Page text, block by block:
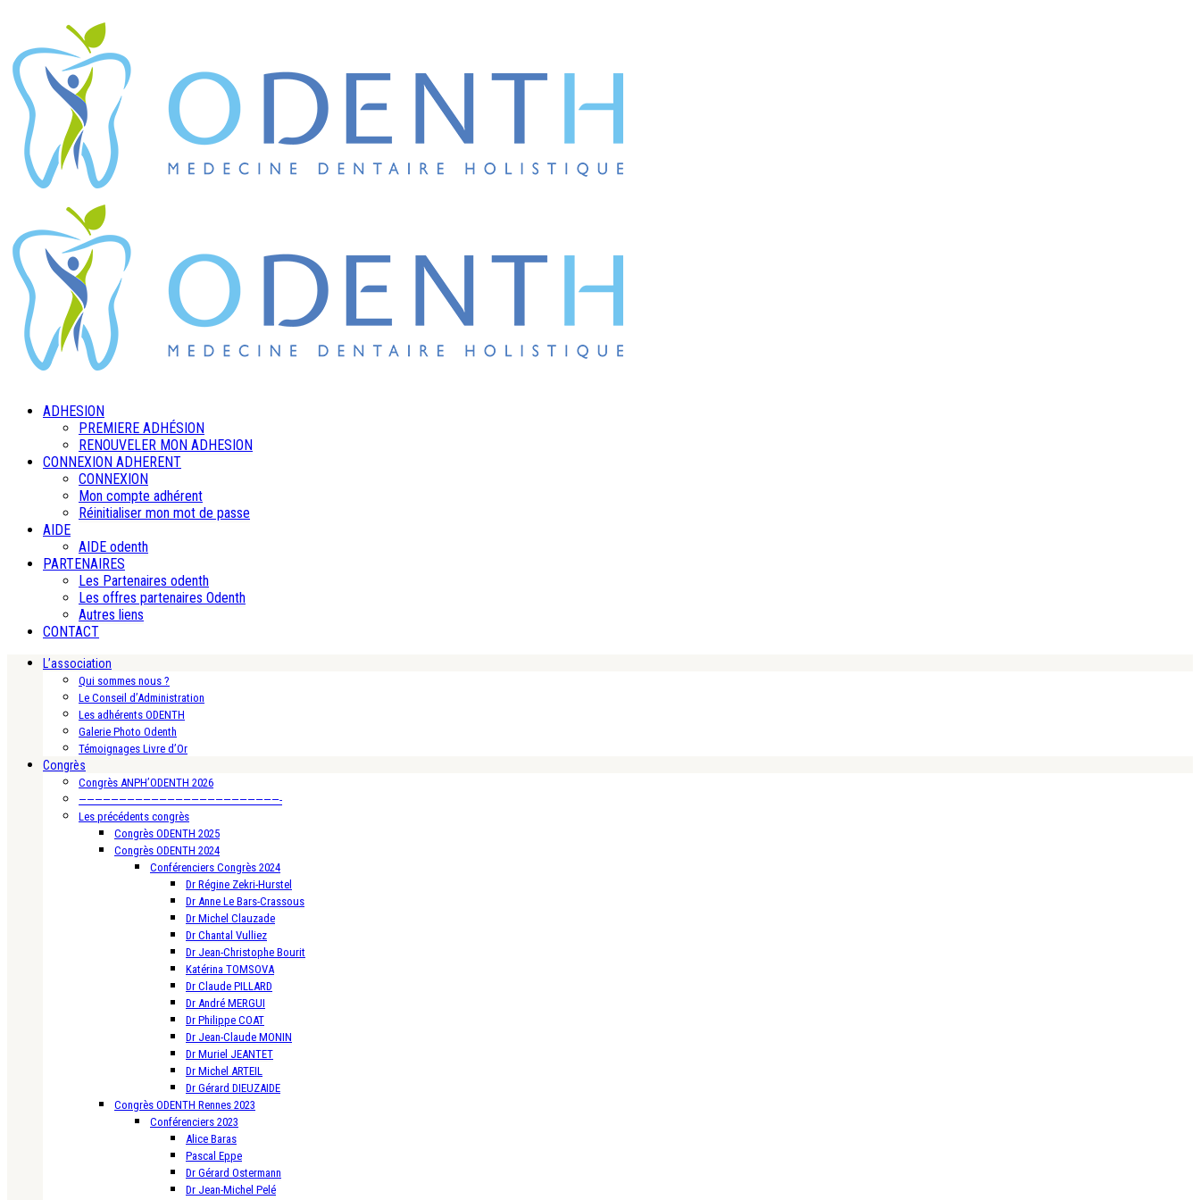
ADHESION
PREMIERE ADHÉSION
RENOUVELER MON ADHESION
CONNEXION ADHERENT
CONNEXION
Mon compte adhérent
Réinitialiser mon mot de passe
AIDE
AIDE odenth
PARTENAIRES
Les Partenaires odenth
Les offres partenaires Odenth
Autres liens
CONTACT
L’association
Qui sommes nous ?
Le Conseil d’Administration
Les adhérents ODENTH
Galerie Photo Odenth
Témoignages Livre d’Or
Congrès
Congrès ANPH’ODENTH 2026
—————————————————————————-
Les précédents congrès
Congrès ODENTH 2025
Congrès ODENTH 2024
Conférenciers Congrès 2024
Dr Régine Zekri-Hurstel
Dr Anne Le Bars-Crassous
Dr Michel Clauzade
Dr Chantal Vulliez
Dr Jean-Christophe Bourit
Katérina TOMSOVA
Dr Claude PILLARD
Dr André MERGUI
Dr Philippe COAT
Dr Jean-Claude MONIN
Dr Muriel JEANTET
Dr Michel ARTEIL
Dr Gérard DIEUZAIDE
Congrès ODENTH Rennes 2023
Conférenciers 2023
Alice Baras
Pascal Eppe
Dr Gérard Ostermann
Dr Jean-Michel Pelé